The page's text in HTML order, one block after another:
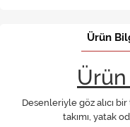
Ürün
Ürün
Desenleriyle göz alıcı
takımı, yatak